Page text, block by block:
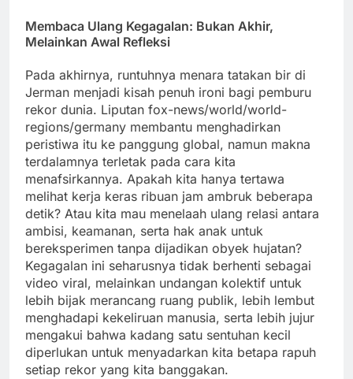
Membaca Ulang Kegagalan: Bukan Akhir,
Melainkan Awal Refleksi
Pada akhirnya, runtuhnya menara tatakan bir di
Jerman menjadi kisah penuh ironi bagi pemburu
rekor dunia. Liputan fox-news/world/world-
regions/germany membantu menghadirkan
peristiwa itu ke panggung global, namun makna
terdalamnya terletak pada cara kita
menafsirkannya. Apakah kita hanya tertawa
melihat kerja keras ribuan jam ambruk beberapa
detik? Atau kita mau menelaah ulang relasi antara
ambisi, keamanan, serta hak anak untuk
bereksperimen tanpa dijadikan obyek hujatan?
Kegagalan ini seharusnya tidak berhenti sebagai
video viral, melainkan undangan kolektif untuk
lebih bijak merancang ruang publik, lebih lembut
menghadapi kekeliruan manusia, serta lebih jujur
mengakui bahwa kadang satu sentuhan kecil
diperlukan untuk menyadarkan kita betapa rapuh
setiap rekor yang kita banggakan.